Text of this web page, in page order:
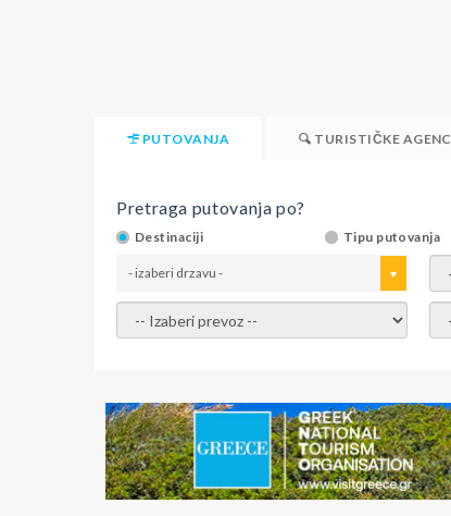
PUTOVANJA TURISTIČKE
Pretraga putovanja po?
Destinaciji Tipu putovanja
- izaberi drzavu -
- izaberi prevoz -